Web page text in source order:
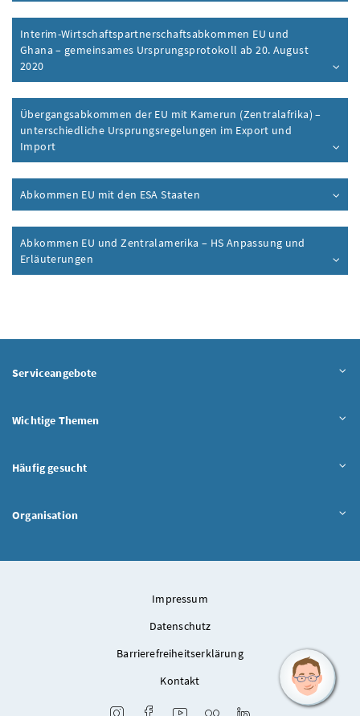
Interim-Wirtschaftspartnerschaftsabkommen EU und
Ghana – gemeinsames Ursprungsprotokoll ab 20. August
2020
Übergangsabkommen der EU mit Kamerun (Zentralafrika) –
unterschiedliche Ursprungsregelungen im Export und
Import
Abkommen EU mit den ESA Staaten
Abkommen EU und Zentralamerika – HS Anpassung und
Erläuterungen
Serviceangebote
Wichtige Themen
Häufig gesucht
Organisation
Impressum
Datenschutz
Barrierefreiheitserklärung
Kontakt
InstagramFacebookYoutubeFlickr